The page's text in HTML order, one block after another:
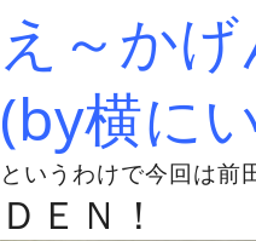
え～か
(by横に
というわけで今回は前
ＤＥＮ！